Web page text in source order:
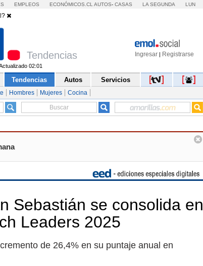
EMPLEOS ECONÓMICOS.CL AUTOS- CASAS LA SEGUNDA LUN
Ingresar | Registrarse
Tendencias
02:01
Tendencias Autos Servicios
Hombres Mujeres Cocina
Sebastián se consolida en
Leaders 2025
de 26,4% en su puntaje anual en